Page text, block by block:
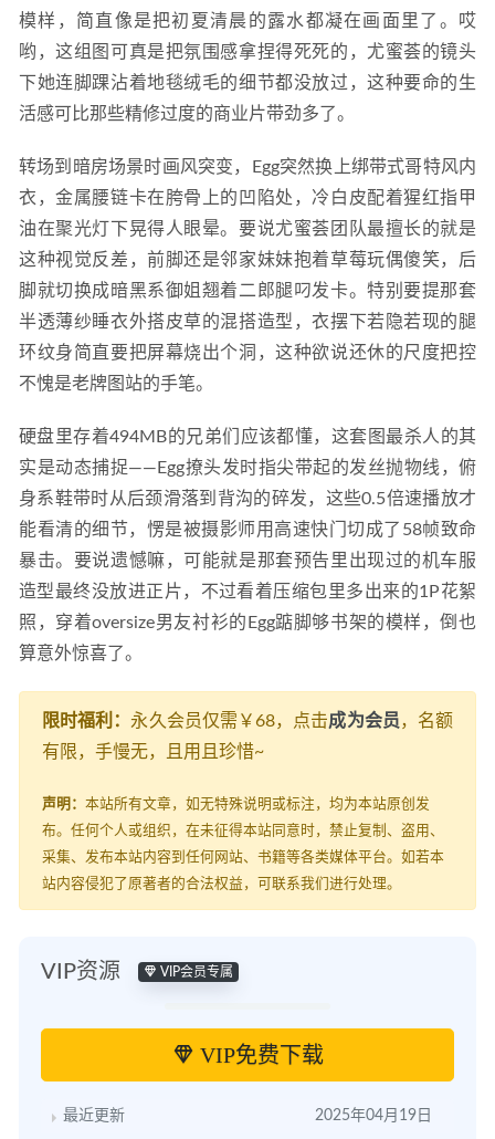
模样，简直像是把初夏清晨的露水都凝在画面里了。哎
哟，这组图可真是把氛围感拿捏得死死的，尤蜜荟的镜头
下她连脚踝沾着地毯绒毛的细节都没放过，这种要命的生
活感可比那些精修过度的商业片带劲多了。
转场到暗房场景时画风突变，Egg突然换上绑带式哥特风内
衣，金属腰链卡在胯骨上的凹陷处，冷白皮配着猩红指甲
油在聚光灯下晃得人眼晕。要说尤蜜荟团队最擅长的就是
这种视觉反差，前脚还是邻家妹妹抱着草莓玩偶傻笑，后
脚就切换成暗黑系御姐翘着二郎腿叼发卡。特别要提那套
半透薄纱睡衣外搭皮草的混搭造型，衣摆下若隐若现的腿
环纹身简直要把屏幕烧出个洞，这种欲说还休的尺度把控
不愧是老牌图站的手笔。
硬盘里存着494MB的兄弟们应该都懂，这套图最杀人的其
实是动态捕捉——Egg撩头发时指尖带起的发丝抛物线，俯
身系鞋带时从后颈滑落到背沟的碎发，这些0.5倍速播放才
能看清的细节，愣是被摄影师用高速快门切成了58帧致命
暴击。要说遗憾嘛，可能就是那套预告里出现过的机车服
造型最终没放进正片，不过看着压缩包里多出来的1P花絮
照，穿着oversize男友衬衫的Egg踮脚够书架的模样，倒也
算意外惊喜了。
限时福利： 永久会员仅需￥68，点击成为会员，名额
有限，手慢无，且用且珍惜~
声明： 本站所有文章，如无特殊说明或标注，均为本站原创发
布。任何个人或组织，在未征得本站同意时，禁止复制、盗用、
采集、发布本站内容到任何网站、书籍等各类媒体平台。如若本
站内容侵犯了原著者的合法权益，可联系我们进行处理。
VIP资源 VIP会员专属
VIP免费下载
最近更新 2025年04月19日